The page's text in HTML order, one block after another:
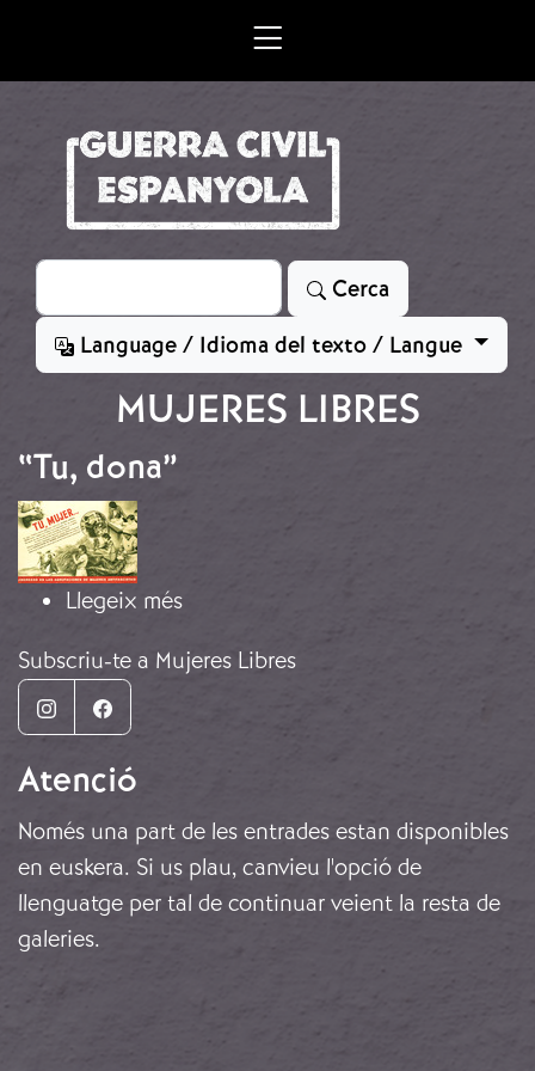
Cerca
Cerca
Language / Idioma del texto / Langue
MUJERES LIBRES
“Tu, dona”
Imatge
Llegeix méssobre “Tu, dona”
Subscriu-te a Mujeres Libres
InstagramFacebook
Atenció
Només una part de les entrades estan disponibles
en euskera. Si us plau, canvieu l'opció de
llenguatge per tal de continuar veient la resta de
galeries.